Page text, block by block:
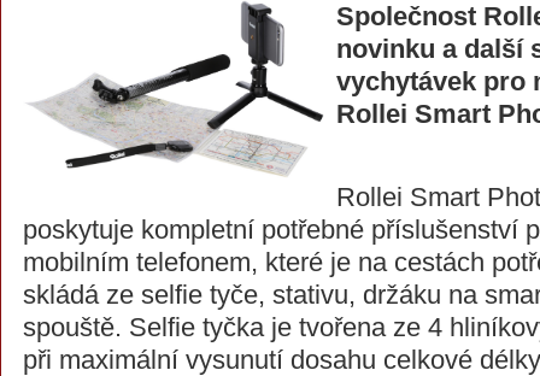
Společnost
novinku a další
vychytávek pro
Rollei Smart
Rollei Smart
poskytuje kompletní potřebné příslušenství
mobilním telefonem, které je na cestách
skládá ze selfie tyče, stativu, držáku na
spouště. Selfie tyčka je tvořena ze 4
při maximální vysunutí dosahu celkové